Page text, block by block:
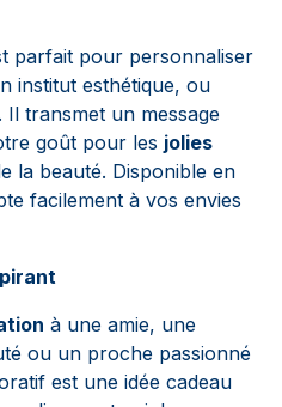
parfait pour personnaliser
institut esthétique, ou
. Il transmet un message
goût pour les jolies
la beauté. Disponible en
facilement à vos envies
à une amie, une
ou un proche passionné
est une idée cadeau